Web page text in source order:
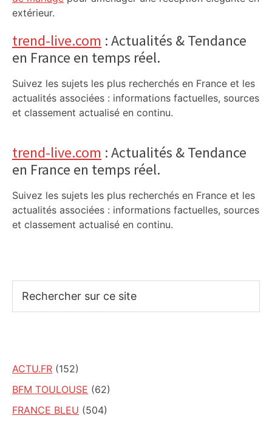
extérieur.
trend-live.com : Actualités & Tendance
en France en temps réel.
Suivez les sujets les plus recherchés en France et les
actualités associées : informations factuelles, sources
et classement actualisé en continu.
trend-live.com : Actualités & Tendance
en France en temps réel.
Suivez les sujets les plus recherchés en France et les
actualités associées : informations factuelles, sources
et classement actualisé en continu.
sur
ACTU.FR (152)
BFM TOULOUSE (62)
FRANCE BLEU (504)